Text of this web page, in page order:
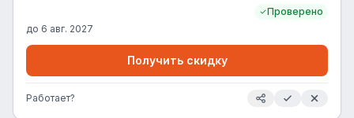
Проверено
до 6 авг. 2027
Получить скидку
Работает?